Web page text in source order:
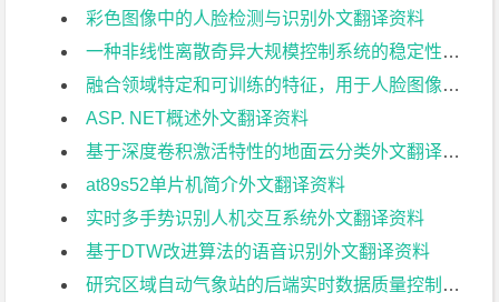
彩色图像中的人脸检测与识别外文翻译资料
一种非线性离散奇异大规模控制系统的稳定性外文翻译资料
融合领域特定和可训练的特征，用于人脸图像的性别识别外文翻译资料
ASP. NET概述外文翻译资料
基于深度卷积激活特性的地面云分类外文翻译资料
at89s52单片机简介外文翻译资料
实时多手势识别人机交互系统外文翻译资料
基于DTW改进算法的语音识别外文翻译资料
研究区域自动气象站的后端实时数据质量控制方法外文翻译资料